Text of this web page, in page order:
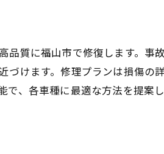
品質に福山市で修復します。
づけます。修理プランは損傷
、各車種に最適な方法を提案